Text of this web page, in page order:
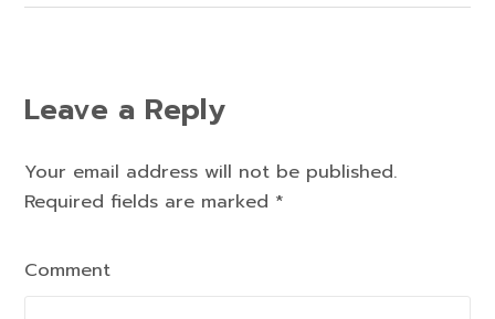
Leave a Reply
Your email address will not be published.
Required fields are marked *
Comment